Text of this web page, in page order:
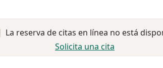
La reserva de citas en línea no está
Solicita una cita